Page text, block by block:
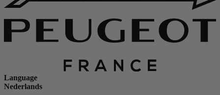
Language
Nederlands